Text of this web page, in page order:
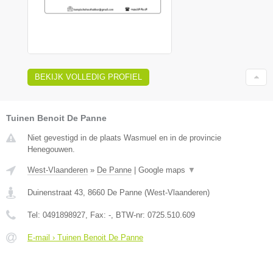
BEKIJK VOLLEDIG PROFIEL
Tuinen Benoit De Panne
Niet gevestigd in de plaats Wasmuel en in de provincie
Henegouwen.
West-Vlaanderen » De Panne Google maps ▼
Duinenstraat 43 8660 De Panne (West-Vlaanderen)
Tel: 0491898927 , Fax: - , BTW-nr: 0725.510.609
E-mail › Tuinen Benoit De Panne